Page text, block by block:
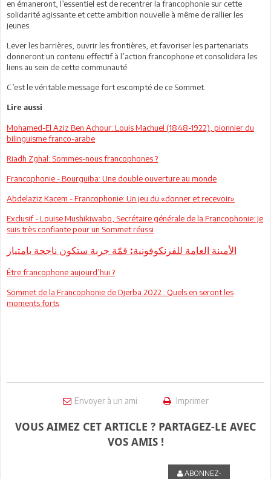
en émaneront, l’essentiel est de recentrer la francophonie sur cette
solidarité agissante et cette ambition nouvelle à même de rallier les
jeunes.
Lever les barrières, ouvrir les frontières, et favoriser les partenariats
donneront un contenu effectif à l’action francophone et consolidera les
liens au sein de cette communauté.
C’est le véritable message fort escompté de ce Sommet.
Lire aussi
Mohamed-El Aziz Ben Achour: Louis Machuel (1848-1922), pionnier du
bilinguisme franco-arabe
Riadh Zghal: Sommes-nous francophones ?
Francophonie - Bourguiba: Une double ouverture au monde
Abdelaziz Kacem - Francophonie: Un jeu du «donner et recevoir»
Exclusif - Louise Mushikiwabo, Secrétaire générale de la Francophonie: Je
suis très confiante pour un Sommet réussi
الأمينة العامة للفرنكوفونية: قمّة جربة ستكون ناجحة بامتياز
Être francophone aujourd’hui ?
Sommet de la Francophonie de Djerba 2022 : Quels en seront les
moments forts
Envoyer à un ami Imprimer
VOUS AIMEZ CET ARTICLE ? PARTAGEZ-LE AVEC
VOS AMIS !
ABONNEZ-